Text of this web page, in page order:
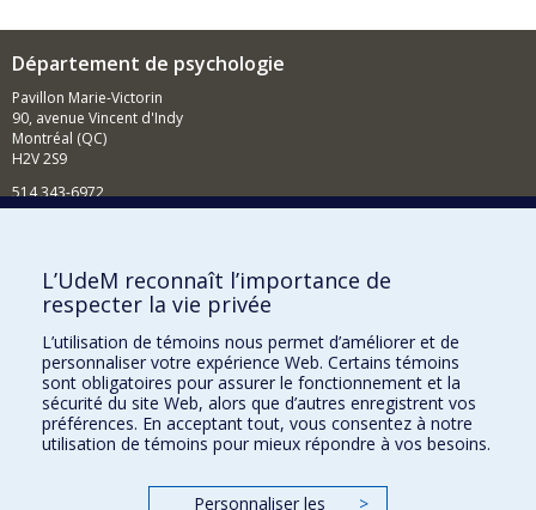
Département de psychologie
Pavillon Marie-Victorin
90, avenue Vincent d'Indy
Montréal (QC)
H2V 2S9
514 343-6972
Comment soutenir le Département?
BESOIN D'AIDE?
Plan du site
Signaler une erreur
Accessibilité
FACULTÉ DES ARTS ET DES SCIENCES
Nos départements et écoles
L’UdeM reconnaît l’importance de
respecter la vie privée
L’utilisation de témoins nous permet d’améliorer et de
personnaliser votre expérience Web. Certains témoins
sont obligatoires pour assurer le fonctionnement et la
sécurité du site Web, alors que d’autres enregistrent vos
préférences. En acceptant tout, vous consentez à notre
utilisation de témoins pour mieux répondre à vos besoins.
Personnaliser les >